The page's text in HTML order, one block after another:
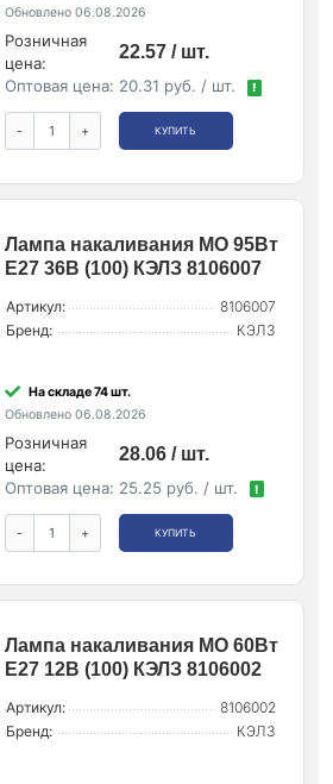
Обновлено 06.08.2026
Розничная
цена:
22.57 / шт.
Оптовая цена: 20.31 руб. / шт. !
- + КУПИТЬ
Лампа накаливания МО 95Вт
E27 36В (100) КЭЛЗ 8106007
Артикул:
8106007
Бренд:
КЭЛЗ
На складе 74 шт.
Обновлено 06.08.2026
Розничная
цена:
28.06 / шт.
Оптовая цена: 25.25 руб. / шт. !
- + КУПИТЬ
Лампа накаливания МО 60Вт
E27 12В (100) КЭЛЗ 8106002
Артикул:
8106002
Бренд:
КЭЛЗ